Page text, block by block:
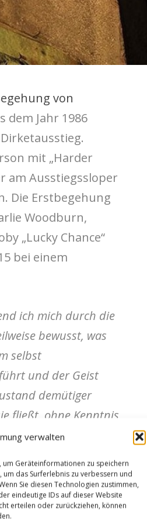
verwalten
Geräteinformationen zu speichern
das Surferlebnis zu verbessern und
Sie diesen Technologien zustimmen,
eindeutige IDs auf dieser Website
erteilen oder zurückziehen, können
von
dem Jahr 1986
mit „Harder
am Ausstiegssloper
Die Erstbegehung
Woodburn,
„Lucky Chance“
bei einem
ich mich durch die
bewusst, was
selbst
und der Geist
demütiger
fließt, ohne Kenntnis
des
so fällt der
zusammen, in
zu klettern.
Betäubung der